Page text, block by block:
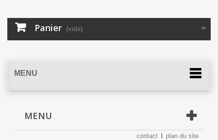
Panier (vide)
MENU
MENU
contact plan du site